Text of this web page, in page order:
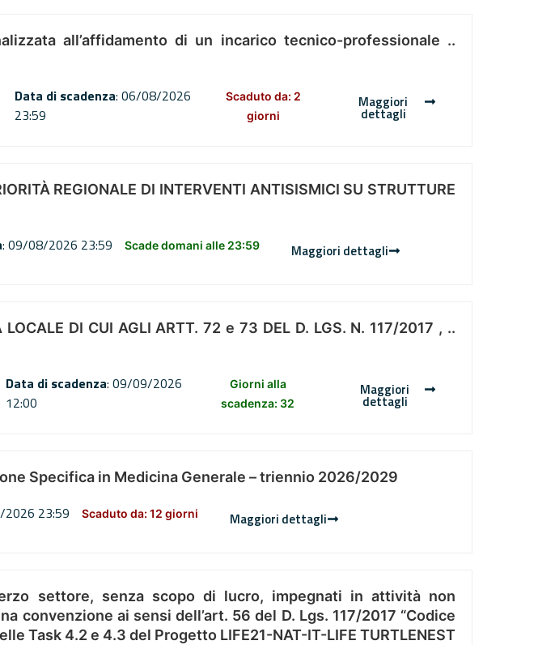
all’affidamento di un incarico tecnico-professionale ..
Data di scadenza: 06/08/2026
23:59
Scaduto da: 2
giorni
Maggiori
dettagli
REGIONALE DI INTERVENTI ANTISISMICI SU STRUTTURE
: 09/08/2026 23:59 Scade domani alle 23:59 Maggiori dettagli
DI CUI AGLI ARTT. 72 e 73 DEL D. LGS. N. 117/2017 , ..
Data di scadenza: 09/09/2026
12:00
Giorni alla
scadenza: 32
Maggiori
dettagli
Specifica in Medicina Generale – triennio 2026/2029
23:59 Scaduto da: 12 giorni Maggiori dettagli
settore, senza scopo di lucro, impegnati in attività non
ai sensi dell’art. 56 del D. Lgs. 117/2017 “Codice
Task 4.2 e 4.3 del Progetto LIFE21-NAT-IT-LIFE TURTLENEST